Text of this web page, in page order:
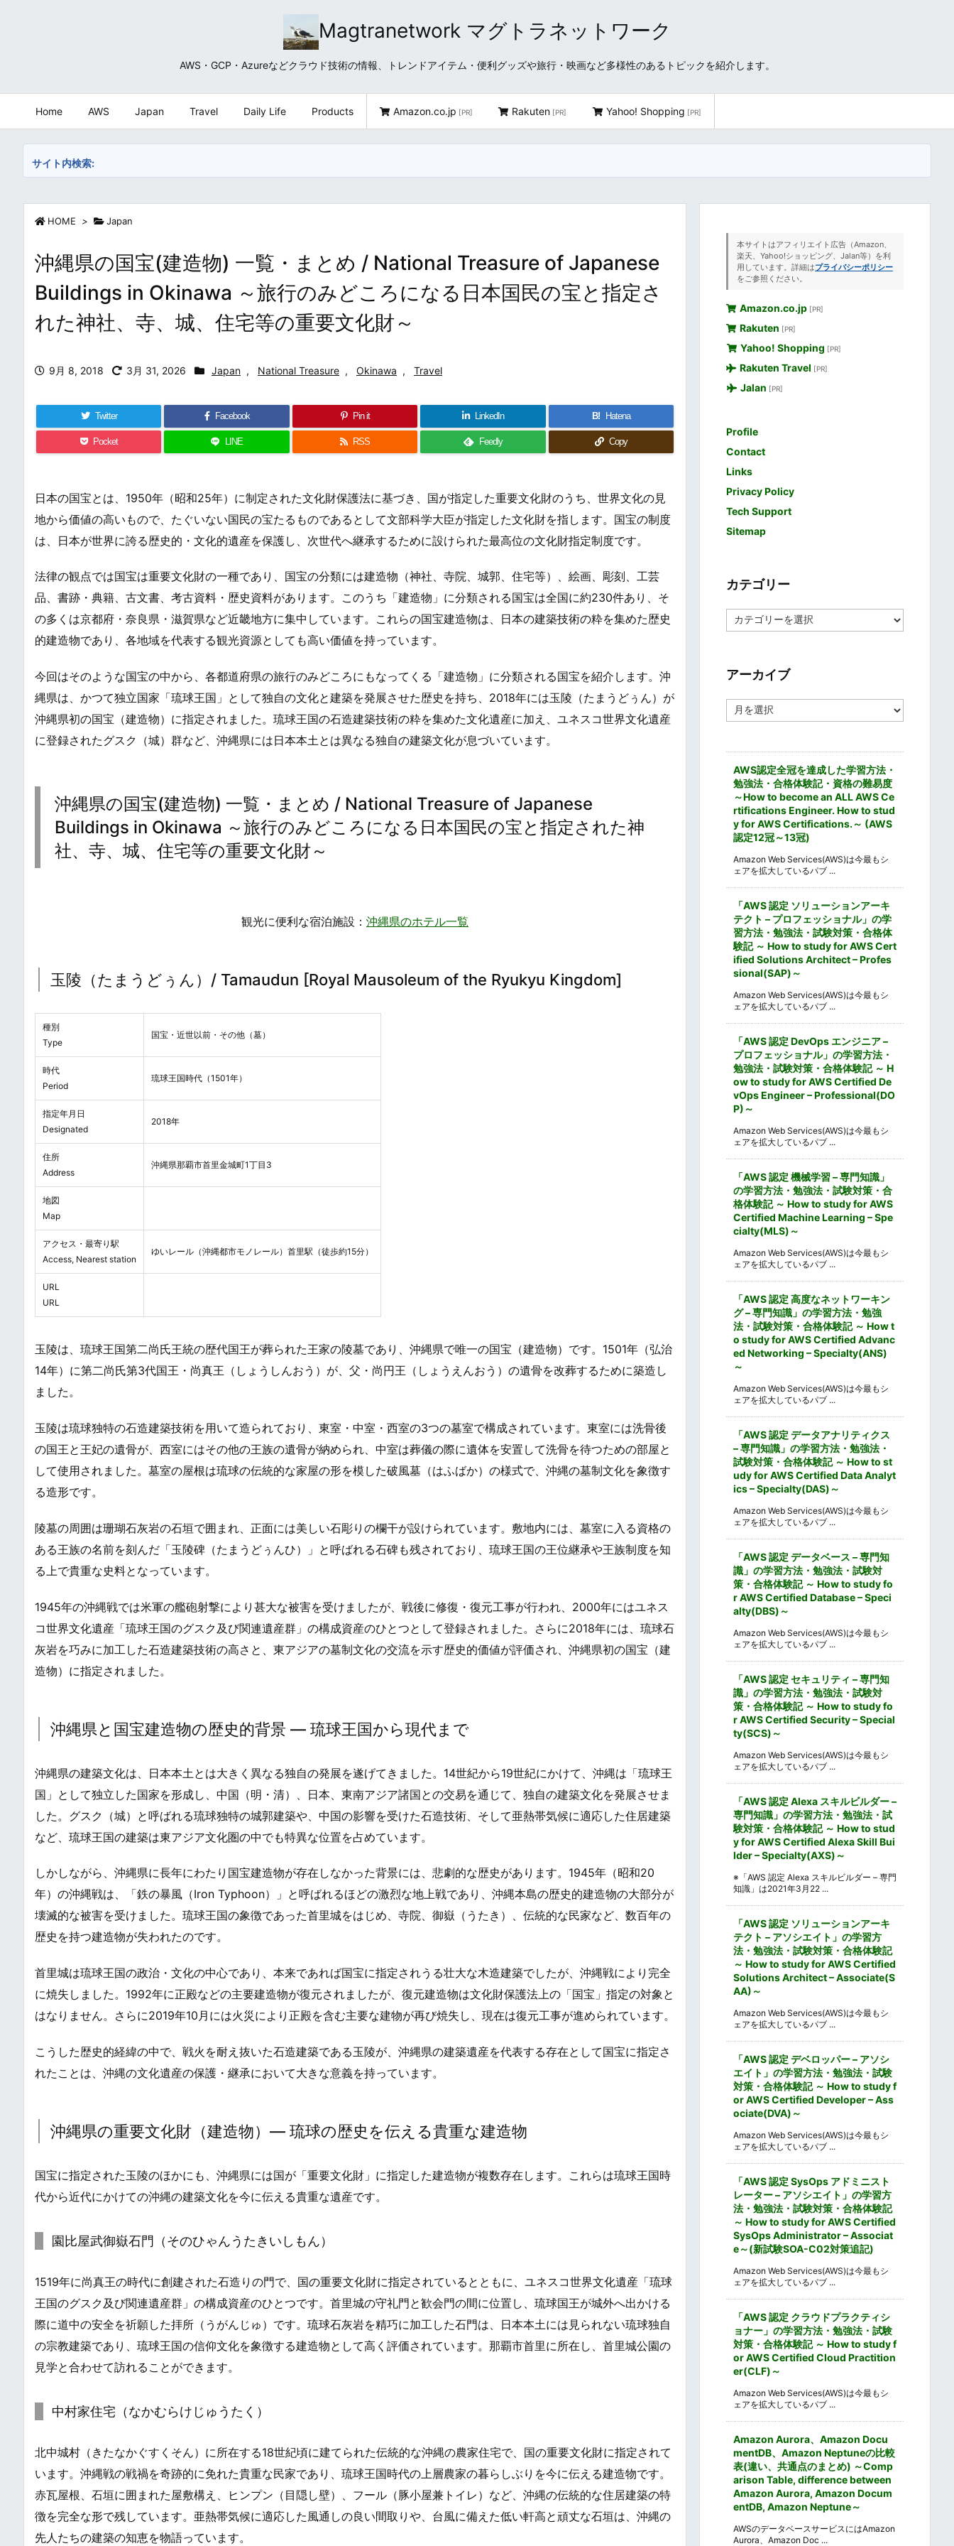
Magtranetwork マグトラネットワーク
AWS・GCP・Azureなどクラウド技術の情報、トレンドアイテム・便利グッズや旅行・映画など多様性のあるトピックを紹介します。
Home AWS Japan Travel Daily Life Products Amazon.co.jp [PR] Rakuten [PR] Yahoo! Shopping [PR]
サイト内検索:
HOME > Japan
沖縄県の国宝(建造物) 一覧・まとめ / National Treasure of Japanese
Buildings in Okinawa ～旅行のみどころになる日本国民の宝と指定さ
れた神社、寺、城、住宅等の重要文化財～
9月 8, 2018 3月 31, 2026 Japan , National Treasure , Okinawa , Travel
Twitter Facebook Pin it LinkedIn B! Hatena
Pocket LINE RSS Feedly Copy
日本の国宝とは、1950年（昭和25年）に制定された文化財保護法に基づき、国が指定した重要文化財のうち、世界文化の見
地から価値の高いもので、たぐいない国民の宝たるものであるとして文部科学大臣が指定した文化財を指します。国宝の制度
は、日本が世界に誇る歴史的・文化的遺産を保護し、次世代へ継承するために設けられた最高位の文化財指定制度です。
法律の観点では国宝は重要文化財の一種であり、国宝の分類には建造物（神社、寺院、城郭、住宅等）、絵画、彫刻、工芸
品、書跡・典籍、古文書、考古資料・歴史資料があります。このうち「建造物」に分類される国宝は全国に約230件あり、そ
の多くは京都府・奈良県・滋賀県など近畿地方に集中しています。これらの国宝建造物は、日本の建築技術の粋を集めた歴史
的建造物であり、各地域を代表する観光資源としても高い価値を持っています。
今回はそのような国宝の中から、各都道府県の旅行のみどころにもなってくる「建造物」に分類される国宝を紹介します。沖
縄県は、かつて独立国家「琉球王国」として独自の文化と建築を発展させた歴史を持ち、2018年には玉陵（たまうどぅん）が
沖縄県初の国宝（建造物）に指定されました。琉球王国の石造建築技術の粋を集めた文化遺産に加え、ユネスコ世界文化遺産
に登録されたグスク（城）群など、沖縄県には日本本土とは異なる独自の建築文化が息づいています。
沖縄県の国宝(建造物) 一覧・まとめ / National Treasure of Japanese
Buildings in Okinawa ～旅行のみどころになる日本国民の宝と指定された神
社、寺、城、住宅等の重要文化財～
観光に便利な宿泊施設： 沖縄県のホテル一覧
玉陵（たまうどぅん）/ Tamaudun [Royal Mausoleum of the Ryukyu Kingdom]
種別
Type
国宝・近世以前・その他（墓）
時代
Period
琉球王国時代（1501年）
指定年月日
Designated
2018年
住所
Address
沖縄県那覇市首里金城町1丁目3
地図
Map
アクセス・最寄り駅
Access, Nearest station
ゆいレール（沖縄都市モノレール）首里駅（徒歩約15分）
URL
URL
玉陵は、琉球王国第二尚氏王統の歴代国王が葬られた王家の陵墓であり、沖縄県で唯一の国宝（建造物）です。1501年（弘治
14年）に第二尚氏第3代国王・尚真王（しょうしんおう）が、父・尚円王（しょうえんおう）の遺骨を改葬するために築造し
ました。
玉陵は琉球独特の石造建築技術を用いて造られており、東室・中室・西室の3つの墓室で構成されています。東室には洗骨後
の国王と王妃の遺骨が、西室にはその他の王族の遺骨が納められ、中室は葬儀の際に遺体を安置して洗骨を待つための部屋と
して使用されました。墓室の屋根は琉球の伝統的な家屋の形を模した破風墓（はふばか）の様式で、沖縄の墓制文化を象徴す
る造形です。
陵墓の周囲は珊瑚石灰岩の石垣で囲まれ、正面には美しい石彫りの欄干が設けられています。敷地内には、墓室に入る資格の
ある王族の名前を刻んだ「玉陵碑（たまうどぅんひ）」と呼ばれる石碑も残されており、琉球王国の王位継承や王族制度を知
る上で貴重な史料となっています。
1945年の沖縄戦では米軍の艦砲射撃により甚大な被害を受けましたが、戦後に修復・復元工事が行われ、2000年にはユネス
コ世界文化遺産「琉球王国のグスク及び関連遺産群」の構成資産のひとつとして登録されました。さらに2018年には、琉球石
灰岩を巧みに加工した石造建築技術の高さと、東アジアの墓制文化の交流を示す歴史的価値が評価され、沖縄県初の国宝（建
造物）に指定されました。
沖縄県と国宝建造物の歴史的背景 ― 琉球王国から現代まで
沖縄県の建築文化は、日本本土とは大きく異なる独自の発展を遂げてきました。14世紀から19世紀にかけて、沖縄は「琉球王
国」として独立した国家を形成し、中国（明・清）、日本、東南アジア諸国との交易を通じて、独自の建築文化を発展させま
した。グスク（城）と呼ばれる琉球独特の城郭建築や、中国の影響を受けた石造技術、そして亜熱帯気候に適応した住居建築
など、琉球王国の建築は東アジア文化圏の中でも特異な位置を占めています。
しかしながら、沖縄県に長年にわたり国宝建造物が存在しなかった背景には、悲劇的な歴史があります。1945年（昭和20
年）の沖縄戦は、「鉄の暴風（Iron Typhoon）」と呼ばれるほどの激烈な地上戦であり、沖縄本島の歴史的建造物の大部分が
壊滅的な被害を受けました。琉球王国の象徴であった首里城をはじめ、寺院、御嶽（うたき）、伝統的な民家など、数百年の
歴史を持つ建造物が失われたのです。
首里城は琉球王国の政治・文化の中心であり、本来であれば国宝に指定されうる壮大な木造建築でしたが、沖縄戦により完全
に焼失しました。1992年に正殿などの主要建造物が復元されましたが、復元建造物は文化財保護法上の「国宝」指定の対象と
はなりません。さらに2019年10月には火災により正殿を含む主要な建物が再び焼失し、現在は復元工事が進められています。
こうした歴史的経緯の中で、戦火を耐え抜いた石造建築である玉陵が、沖縄県の建築遺産を代表する存在として国宝に指定さ
れたことは、沖縄の文化遺産の保護・継承において大きな意義を持っています。
沖縄県の重要文化財（建造物）― 琉球の歴史を伝える貴重な建造物
国宝に指定された玉陵のほかにも、沖縄県には国が「重要文化財」に指定した建造物が複数存在します。これらは琉球王国時
代から近代にかけての沖縄の建築文化を今に伝える貴重な遺産です。
園比屋武御嶽石門（そのひゃんうたきいしもん）
1519年に尚真王の時代に創建された石造りの門で、国の重要文化財に指定されているとともに、ユネスコ世界文化遺産「琉球
王国のグスク及び関連遺産群」の構成資産のひとつです。首里城の守礼門と歓会門の間に位置し、琉球国王が城外へ出かける
際に道中の安全を祈願した拝所（うがんじゅ）です。琉球石灰岩を精巧に加工した石門は、日本本土には見られない琉球独自
の宗教建築であり、琉球王国の信仰文化を象徴する建造物として高く評価されています。那覇市首里に所在し、首里城公園の
見学と合わせて訪れることができます。
中村家住宅（なかむらけじゅうたく）
北中城村（きたなかぐすくそん）に所在する18世紀頃に建てられた伝統的な沖縄の農家住宅で、国の重要文化財に指定されて
います。沖縄戦の戦禍を奇跡的に免れた貴重な民家であり、琉球王国時代の上層農家の暮らしぶりを今に伝える建造物です。
赤瓦屋根、石垣に囲まれた屋敷構え、ヒンプン（目隠し壁）、フール（豚小屋兼トイレ）など、沖縄の伝統的な住居建築の特
徴を完全な形で残しています。亜熱帯気候に適応した風通しの良い間取りや、台風に備えた低い軒高と頑丈な石垣は、沖縄の
先人たちの建築の知恵を物語っています。
本サイトはアフィリエイト広告（Amazon、
楽天、Yahoo!ショッピング、Jalan等）を利
用しています。詳細はプライバシーポリシー
をご参照ください。
Amazon.co.jp [PR]
Rakuten [PR]
Yahoo! Shopping [PR]
Rakuten Travel [PR]
Jalan [PR]
Profile
Contact
Links
Privacy Policy
Tech Support
Sitemap
カテゴリー
テ
ー
アーカイブ
ー
AWS認定全冠を達成した学習方法・
勉強法・合格体験記・資格の難易度
～How to become an ALL AWS Ce
rtifications Engineer. How to stud
y for AWS Certifications.～ (AWS
認定12冠～13冠)
Amazon Web Services(AWS)は今最もシ
ェアを拡大しているパブ ...
「AWS 認定 ソリューションアーキ
テクト – プロフェッショナル」の学
習方法・勉強法・試験対策・合格体
験記 ～ How to study for AWS Cert
ified Solutions Architect – Profes
sional(SAP)～
Amazon Web Services(AWS)は今最もシ
ェアを拡大しているパブ ...
「AWS 認定 DevOps エンジニア –
プロフェッショナル」の学習方法・
勉強法・試験対策・合格体験記 ～ H
ow to study for AWS Certified De
vOps Engineer – Professional(DO
P)～
Amazon Web Services(AWS)は今最もシ
ェアを拡大しているパブ ...
「AWS 認定 機械学習 – 専門知識」
の学習方法・勉強法・試験対策・合
格体験記 ～ How to study for AWS
Certified Machine Learning – Spe
cialty(MLS)～
Amazon Web Services(AWS)は今最もシ
ェアを拡大しているパブ ...
「AWS 認定 高度なネットワーキン
グ – 専門知識」の学習方法・勉強
法・試験対策・合格体験記 ～ How t
o study for AWS Certified Advanc
ed Networking – Specialty(ANS)
～
Amazon Web Services(AWS)は今最もシ
ェアを拡大しているパブ ...
「AWS 認定 データアナリティクス
– 専門知識」の学習方法・勉強法・
試験対策・合格体験記 ～ How to st
udy for AWS Certified Data Analyt
ics – Specialty(DAS)～
Amazon Web Services(AWS)は今最もシ
ェアを拡大しているパブ ...
「AWS 認定 データベース – 専門知
識」の学習方法・勉強法・試験対
策・合格体験記 ～ How to study fo
r AWS Certified Database – Speci
alty(DBS)～
Amazon Web Services(AWS)は今最もシ
ェアを拡大しているパブ ...
「AWS 認定 セキュリティ – 専門知
識」の学習方法・勉強法・試験対
策・合格体験記 ～ How to study fo
r AWS Certified Security – Special
ty(SCS)～
Amazon Web Services(AWS)は今最もシ
ェアを拡大しているパブ ...
「AWS 認定 Alexa スキルビルダー –
専門知識」の学習方法・勉強法・試
験対策・合格体験記 ～ How to stud
y for AWS Certified Alexa Skill Bui
lder – Specialty(AXS)～
※「AWS 認定 Alexa スキルビルダー – 専門
知識」は2021年3月22 ...
「AWS 認定 ソリューションアーキ
テクト – アソシエイト」の学習方
法・勉強法・試験対策・合格体験記
～ How to study for AWS Certified
Solutions Architect – Associate(S
AA)～
Amazon Web Services(AWS)は今最もシ
ェアを拡大しているパブ ...
「AWS 認定 デベロッパー – アソシ
エイト」の学習方法・勉強法・試験
対策・合格体験記 ～ How to study f
or AWS Certified Developer – Ass
ociate(DVA)～
Amazon Web Services(AWS)は今最もシ
ェアを拡大しているパブ ...
「AWS 認定 SysOps アドミニスト
レーター – アソシエイト」の学習方
法・勉強法・試験対策・合格体験記
～ How to study for AWS Certified
SysOps Administrator – Associat
e～(新試験SOA-C02対策追記)
Amazon Web Services(AWS)は今最もシ
ェアを拡大しているパブ ...
「AWS 認定 クラウドプラクティシ
ョナー」の学習方法・勉強法・試験
対策・合格体験記 ～ How to study f
or AWS Certified Cloud Practition
er(CLF)～
Amazon Web Services(AWS)は今最もシ
ェアを拡大しているパブ ...
Amazon Aurora、Amazon Docu
mentDB、Amazon Neptuneの比較
表(違い、共通点のまとめ) ～Comp
arison Table, difference between
Amazon Aurora, Amazon Docum
entDB, Amazon Neptune～
AWSのデータベースサービスにはAmazon
Aurora、Amazon Doc ...